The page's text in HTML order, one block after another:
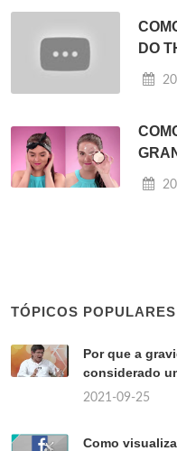
DO
TÓPICOS POPULARES
Por que a
considerado
2021-09-25
Como